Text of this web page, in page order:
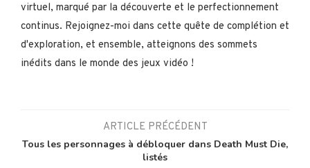
virtuel, marqué par la découverte et le perfectionnement
continus. Rejoignez-moi dans cette quête de complétion et
d'exploration, et ensemble, atteignons des sommets
inédits dans le monde des jeux vidéo !
ARTICLE PRÉCÉDENT
Tous les personnages à débloquer dans Death Must Die,
listés